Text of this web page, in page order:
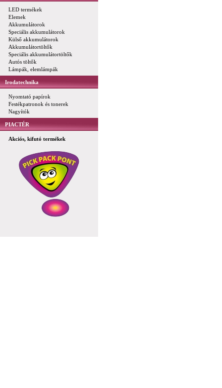
LED termékek
Elemek
Akkumulátorok
Speciális akkumulátorok
Külső akkumulátorok
Akkumulátortöltők
Speciális akkumulátortöltők
Autós töltők
Lámpák, elemlámpák
Irodatechnika
Nyomtató papírok
Festékpatronok és tonerek
Nagyítók
PIACTÉR
Akciós, kifutó termékek